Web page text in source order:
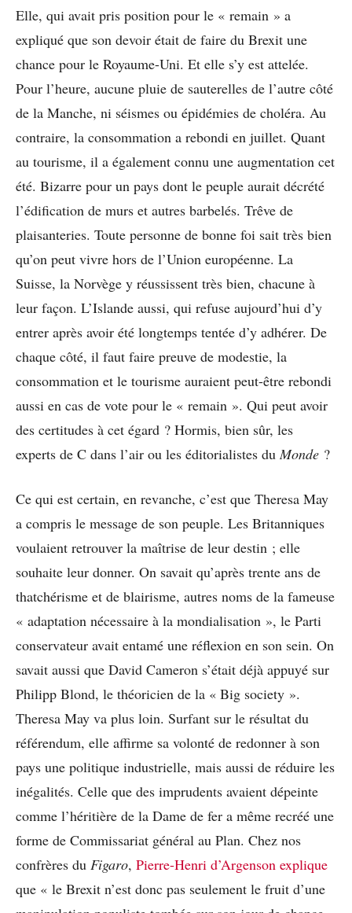
Elle, qui avait pris position pour le « remain » a
expliqué que son devoir était de faire du Brexit une
chance pour le Royaume-Uni. Et elle s’y est attelée.
Pour l’heure, aucune pluie de sauterelles de l’autre côté
de la Manche, ni séismes ou épidémies de choléra. Au
contraire, la consommation a rebondi en juillet. Quant
au tourisme, il a également connu une augmentation cet
été. Bizarre pour un pays dont le peuple aurait décrété
l’édification de murs et autres barbelés. Trêve de
plaisanteries. Toute personne de bonne foi sait très bien
qu’on peut vivre hors de l’Union européenne. La
Suisse, la Norvège y réussissent très bien, chacune à
leur façon. L’Islande aussi, qui refuse aujourd’hui d’y
entrer après avoir été longtemps tentée d’y adhérer. De
chaque côté, il faut faire preuve de modestie, la
consommation et le tourisme auraient peut-être rebondi
aussi en cas de vote pour le « remain ». Qui peut avoir
des certitudes à cet égard ? Hormis, bien sûr, les
experts de C dans l’air ou les éditorialistes du Monde ?
Ce qui est certain, en revanche, c’est que Theresa May
a compris le message de son peuple. Les Britanniques
voulaient retrouver la maîtrise de leur destin ; elle
souhaite leur donner. On savait qu’après trente ans de
thatchérisme et de blairisme, autres noms de la fameuse
« adaptation nécessaire à la mondialisation », le Parti
conservateur avait entamé une réflexion en son sein. On
savait aussi que David Cameron s’était déjà appuyé sur
Philipp Blond, le théoricien de la « Big society ».
Theresa May va plus loin. Surfant sur le résultat du
référendum, elle affirme sa volonté de redonner à son
pays une politique industrielle, mais aussi de réduire les
inégalités. Celle que des imprudents avaient dépeinte
comme l’héritière de la Dame de fer a même recréé une
forme de Commissariat général au Plan. Chez nos
confrères du Figaro, Pierre-Henri d’Argenson explique
que « le Brexit n’est donc pas seulement le fruit d’une